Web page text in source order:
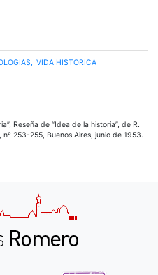
VIDA HISTORICA
Reseña de “Idea de la historia”, de R.
, nº 253-255, Buenos Aires, junio de 1953.